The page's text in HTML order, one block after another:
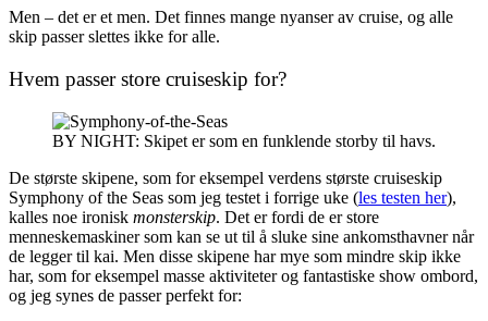
Men – det er et men. Det finnes mange nyanser av cruise, og alle
skip passer slettes ikke for alle.
Hvem passer store cruiseskip for?
BY NIGHT: Skipet er som en funklende storby til havs.
De største skipene, som for eksempel verdens største cruiseskip
Symphony of the Seas som jeg testet i forrige uke (les testen her),
kalles noe ironisk monsterskip. Det er fordi de er store
menneskemaskiner som kan se ut til å sluke sine ankomsthavner når
de legger til kai. Men disse skipene har mye som mindre skip ikke
har, som for eksempel masse aktiviteter og fantastiske show ombord,
og jeg synes de passer perfekt for: